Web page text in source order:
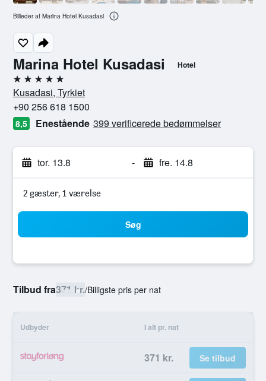
Marina Hotel Kusadasi Hotel
5 stjerner
Kusadasi, Tyrkiet
+90 256 618 1500
8,5 Enestående 399 verificerede bedømmelser
tor. 13.8 - fre. 14.8
2 gæster, 1 værelse
Søg
Tilbud fra371 kr./Billigste pris per nat
Udbyder I alt pr. nat
371 kr. Se tilbud
Billeder af Marina Hotel Kusadasi